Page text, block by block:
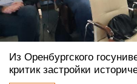
Из Оренбургского
критик застройки